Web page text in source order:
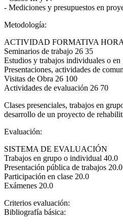
- Mediciones y presupuestos en
Metodología:
ACTIVIDAD FORMATIVA
Seminarios de trabajo 26 35
Estudios y trabajos individuales o
Presentaciones, actividades de
Visitas de Obra 26 100
Actividades de evaluación 26 70
Clases presenciales, trabajos en
desarrollo de un proyecto de
Evaluación:
SISTEMA DE EVALUACIÓN
Trabajos en grupo o individual 40.0
Presentación pública de trabajos 20.0
Participación en clase 20.0
Exámenes 20.0
Criterios evaluación:
Bibliografía básica: